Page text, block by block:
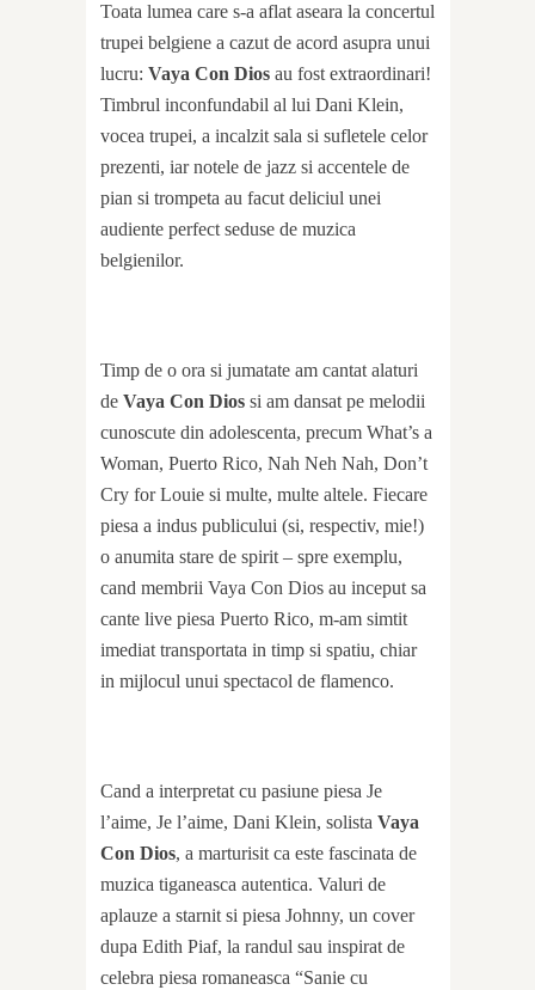
Toata lumea care s-a aflat aseara la concertul
trupei belgiene a cazut de acord asupra unui
lucru: Vaya Con Dios au fost extraordinari!
Timbrul inconfundabil al lui Dani Klein,
vocea trupei, a incalzit sala si sufletele celor
prezenti, iar notele de jazz si accentele de
pian si trompeta au facut deliciul unei
audiente perfect seduse de muzica
belgienilor.
Timp de o ora si jumatate am cantat alaturi
de Vaya Con Dios si am dansat pe melodii
cunoscute din adolescenta, precum What’s a
Woman, Puerto Rico, Nah Neh Nah, Don’t
Cry for Louie si multe, multe altele. Fiecare
piesa a indus publicului (si, respectiv, mie!)
o anumita stare de spirit – spre exemplu,
cand membrii Vaya Con Dios au inceput sa
cante live piesa Puerto Rico, m-am simtit
imediat transportata in timp si spatiu, chiar
in mijlocul unui spectacol de flamenco.
Cand a interpretat cu pasiune piesa Je
l’aime, Je l’aime, Dani Klein, solista Vaya
Con Dios, a marturisit ca este fascinata de
muzica tiganeasca autentica. Valuri de
aplauze a starnit si piesa Johnny, un cover
dupa Edith Piaf, la randul sau inspirat de
celebra piesa romaneasca “Sanie cu